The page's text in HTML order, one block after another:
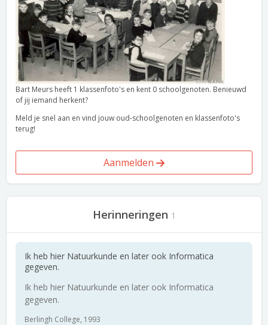
Bart Meurs heeft 1 klassenfoto's en kent 0 schoolgenoten. Benieuwd
of jij iemand herkent?
Meld je snel aan en vind jouw oud-schoolgenoten en klassenfoto's
terug!
Aanmelden
Herinneringen 1
Ik heb hier Natuurkunde en later ook Informatica
gegeven.
Ik heb hier Natuurkunde en later ook Informatica
gegeven.
Berlingh College, 1993